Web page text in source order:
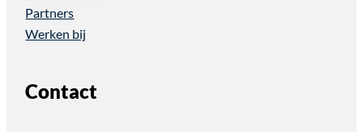
Partners
Werken bij
Contact